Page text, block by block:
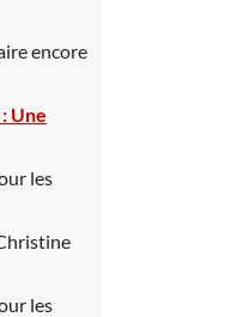
encore
Une
les
les